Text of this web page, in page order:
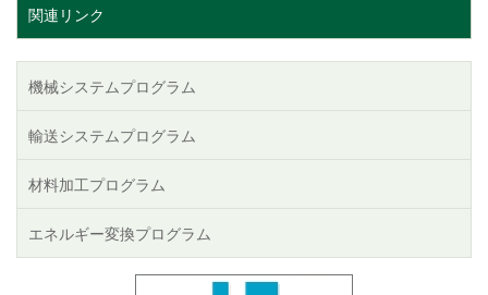
関連リンク
機械システムプログラム
輸送システムプログラム
材料加工プログラム
エネルギー変換プログラム